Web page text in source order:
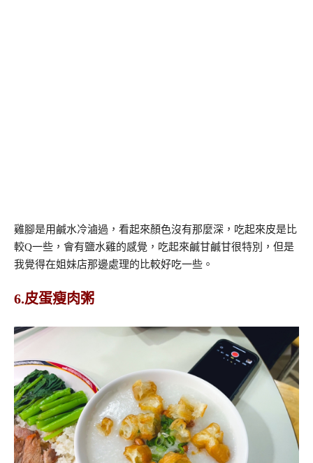
雞腳是用鹹水冷滷過，看起來顏色沒有那麼深，吃起來皮是比
較Q一些，會有鹽水雞的感覺，吃起來鹹甘鹹甘很特別，但是
我覺得在姐妹店那邊處理的比較好吃一些。
6.皮蛋瘦肉粥